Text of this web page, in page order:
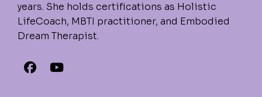
years. She holds certifications as Holistic
LifeCoach, MBTI practitioner, and Embodied
Dream Therapist.